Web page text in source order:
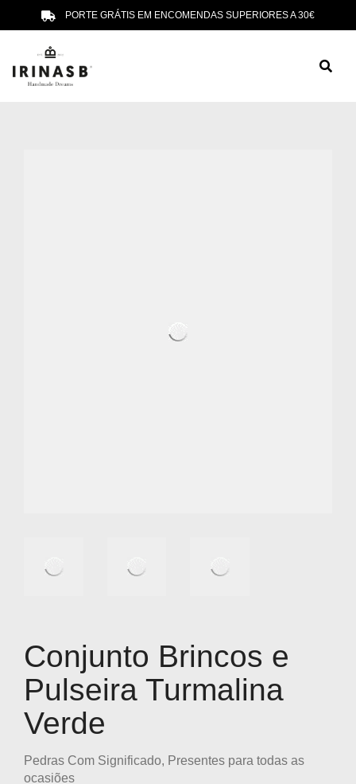
PORTE GRÁTIS EM ENCOMENDAS SUPERIORES A 30€
Conjunto Brincos e
Pulseira Turmalina
Verde
Pedras Com Significado, Presentes para todas as
ocasiões